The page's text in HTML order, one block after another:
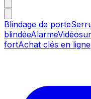
Blindage de porte
blindéeAlarme
fortAchat clés en ligne